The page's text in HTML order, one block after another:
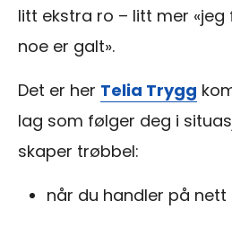
litt ekstra ro – litt mer «jeg
noe er galt».
Det er her Telia Trygg
lag som følger deg i
skaper trøbbel:
når du handler på nett